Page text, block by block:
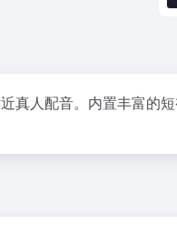
真人配音。内置丰富的